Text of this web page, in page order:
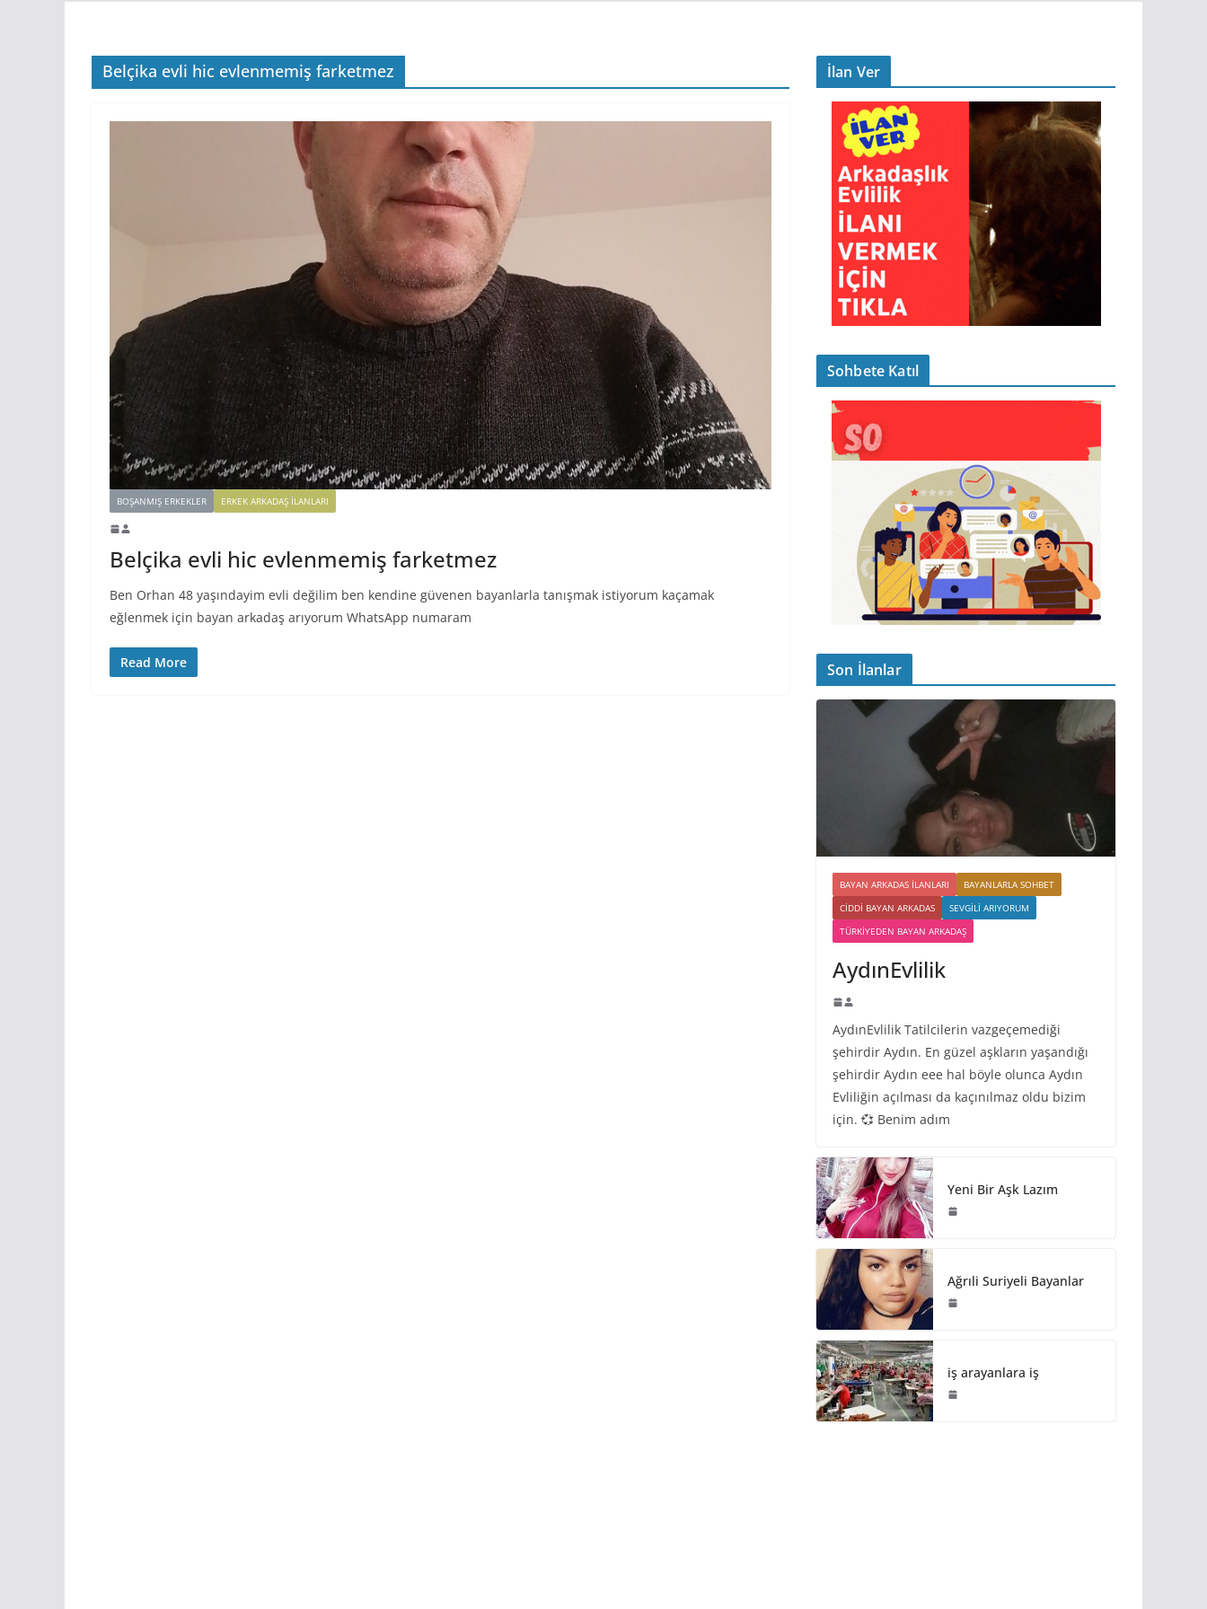
Belçika evli hic evlenmemiş farketmez
BOŞANMIŞ ERKEKLER ERKEK ARKADAŞ ILANLARI
Belçika evli hic evlenmemiş farketmez
Ben Orhan 48 yaşındayim evli değilim ben kendine güvenen bayanlarla tanışmak istiyorum kaçamak
eğlenmek için bayan arkadaş arıyorum WhatsApp numaram
Read More
İlan Ver
Sohbete Katıl
Son İlanlar
BAYAN ARKADAS ILANLARI
BAYANLARLA SOHBET
CIDDI BAYAN ARKADAS
SEVGILI ARIYORUM
TÜRKIYEDEN BAYAN ARKADAŞ
AydınEvlilik
AydınEvlilik Tatilcilerin vazgeçemediği
şehirdir Aydın. En güzel aşkların yaşandığı
şehirdir Aydın eee hal böyle olunca Aydın
Evliliğin açılması da kaçınılmaz oldu bizim
için. 💞 Benim adım
Yeni Bir Aşk Lazım
Ağrıli Suriyeli Bayanlar
iş arayanlara iş